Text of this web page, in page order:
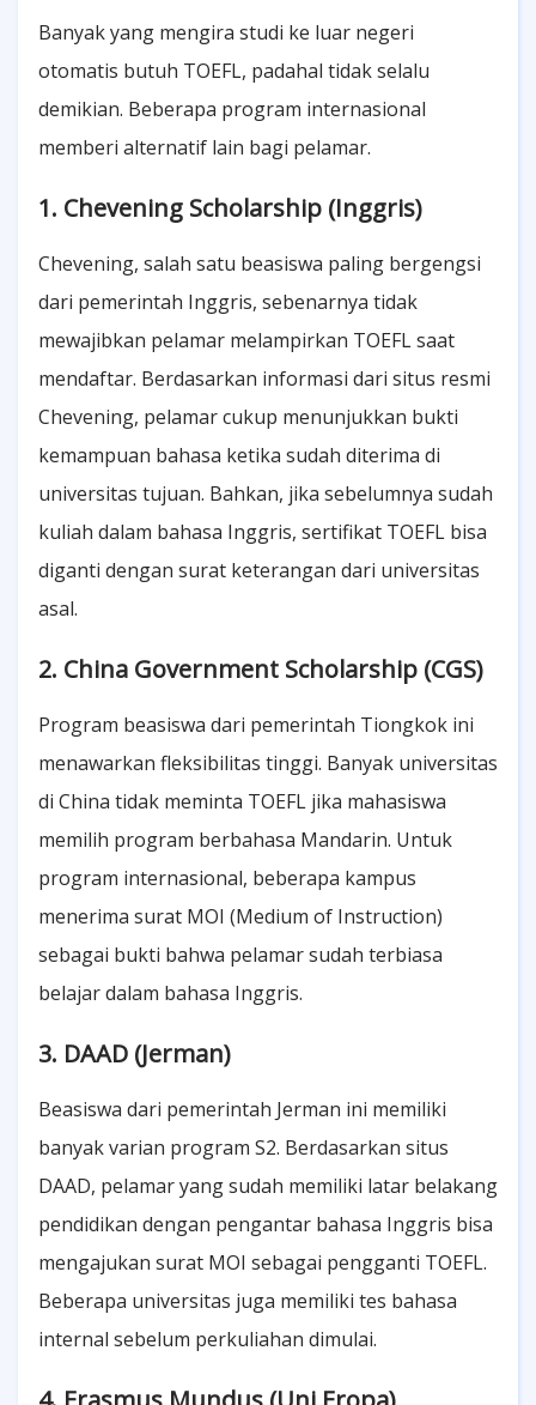
Banyak yang mengira studi ke luar negeri
otomatis butuh TOEFL, padahal tidak selalu
demikian. Beberapa program internasional
memberi alternatif lain bagi pelamar.
1. Chevening Scholarship (Inggris)
Chevening, salah satu beasiswa paling bergengsi
dari pemerintah Inggris, sebenarnya tidak
mewajibkan pelamar melampirkan TOEFL saat
mendaftar. Berdasarkan informasi dari situs resmi
Chevening, pelamar cukup menunjukkan bukti
kemampuan bahasa ketika sudah diterima di
universitas tujuan. Bahkan, jika sebelumnya sudah
kuliah dalam bahasa Inggris, sertifikat TOEFL bisa
diganti dengan surat keterangan dari universitas
asal.
2. China Government Scholarship (CGS)
Program beasiswa dari pemerintah Tiongkok ini
menawarkan fleksibilitas tinggi. Banyak universitas
di China tidak meminta TOEFL jika mahasiswa
memilih program berbahasa Mandarin. Untuk
program internasional, beberapa kampus
menerima surat MOI (Medium of Instruction)
sebagai bukti bahwa pelamar sudah terbiasa
belajar dalam bahasa Inggris.
3. DAAD (Jerman)
Beasiswa dari pemerintah Jerman ini memiliki
banyak varian program S2. Berdasarkan situs
DAAD, pelamar yang sudah memiliki latar belakang
pendidikan dengan pengantar bahasa Inggris bisa
mengajukan surat MOI sebagai pengganti TOEFL.
Beberapa universitas juga memiliki tes bahasa
internal sebelum perkuliahan dimulai.